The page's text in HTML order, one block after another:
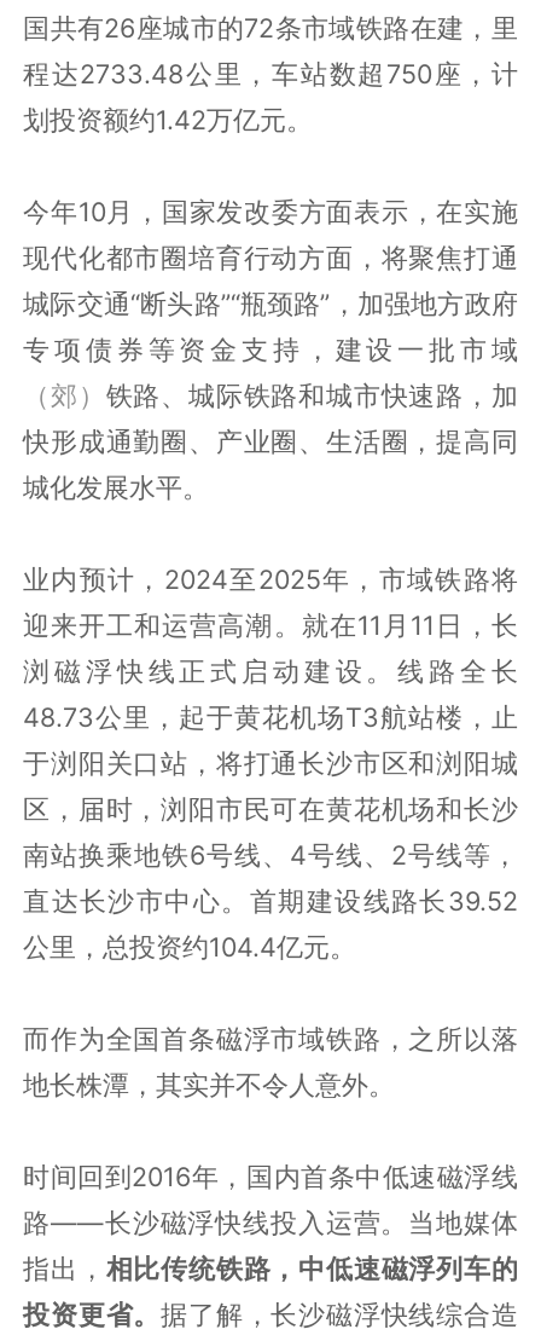
国共有26座城市的72条市域铁路在建，里
程达2733.48公里，车站数超750座，计
划投资额约1.42万亿元。
今年10月，国家发改委方面表示，在实施
现代化都市圈培育行动方面，将聚焦打通
城际交通“断头路”“瓶颈路”，加强地方政府
专项债券等资金支持，建设一批市域
（郊） 铁路、城际铁路和城市快速路，加
快形成通勤圈、产业圈、生活圈，提高同
城化发展水平。
业内预计，2024至2025年，市域铁路将
迎来开工和运营高潮。就在11月11日，长
浏磁浮快线正式启动建设。线路全长
48.73公里，起于黄花机场T3航站楼，止
于浏阳关口站，将打通长沙市区和浏阳城
区，届时，浏阳市民可在黄花机场和长沙
南站换乘地铁6号线、4号线、2号线等，
直达长沙市中心。首期建设线路长39.52
公里，总投资约104.4亿元。
而作为全国首条磁浮市域铁路，之所以落
地长株潭，其实并不令人意外。
时间回到2016年，国内首条中低速磁浮线
路——长沙磁浮快线投入运营。当地媒体
指出， 相比传统铁路，中低速磁浮列车的
投资更省。据了解，长沙磁浮快线综合造